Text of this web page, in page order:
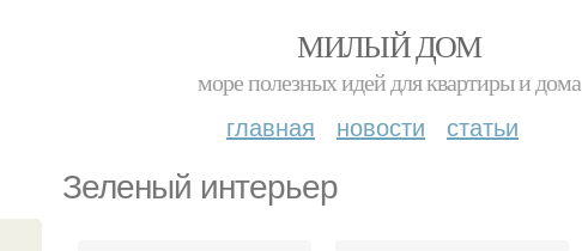
МИЛЫЙ ДОМ
море полезных идей для квартиры и дома
главная новости статьи
Зеленый интерьер